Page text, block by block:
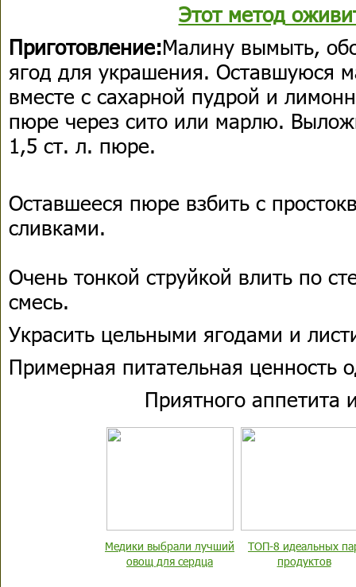
Этот метод
Приготовление:Малину вымыть,
ягод для украшения. Оставшуюся
вместе с сахарной пудрой и
пюре через сито или марлю.
1,5 ст. л. пюре.
Оставшееся пюре взбить с
сливками.
Очень тонкой струйкой влить по
смесь.
Украсить цельными ягодами и
Примерная питательная ценность
Приятного аппетита
Медики выбрали лучший
овощ для сердца
ТОП-8 идеальных
продуктов